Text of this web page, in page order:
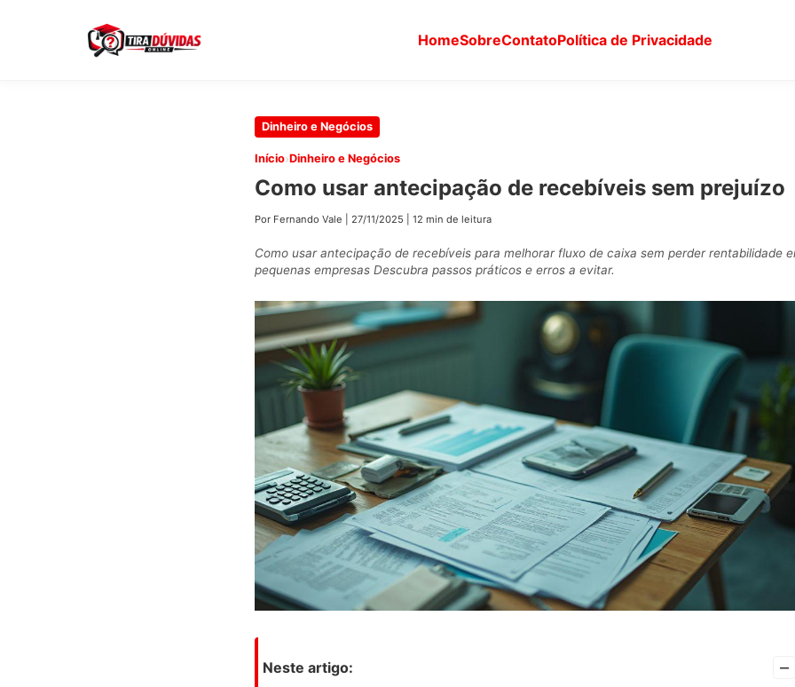
HomeSobreContatoPolítica de Privacidade
Dinheiro e Negócios
Início›Dinheiro e Negócios
Como usar antecipação de recebíveis sem prejuízo
Por Fernando Vale 27/11/2025 12 min de leitura
Como usar antecipação de recebíveis para melhorar fluxo de caixa sem perder rentabilidade
pequenas empresas Descubra passos práticos e erros a evitar.
Neste artigo: –